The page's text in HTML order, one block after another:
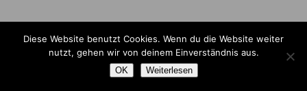
Diese Website benutzt Cookies. Wenn du die Website weiter
nutzt, gehen wir von deinem Einverständnis aus.
OK Weiterlesen